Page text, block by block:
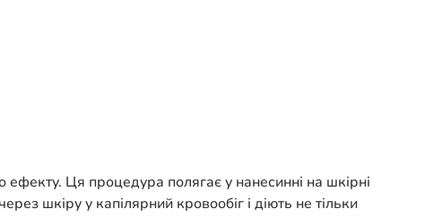
Ця процедура полягає у нанесинні на шкірні
шкіру у капілярний кровообіг і діють не тільки